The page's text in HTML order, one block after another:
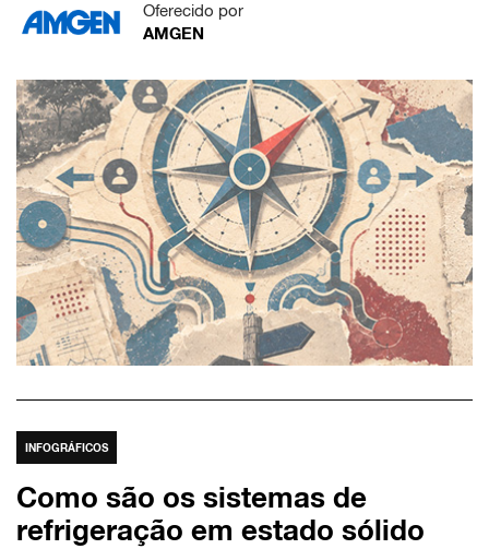
Oferecido por
AMGEN
INFOGRÁFICOS
Como são os sistemas de
refrigeração em estado sólido